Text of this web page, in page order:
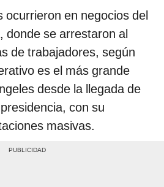
ocurrieron en negocios del
donde se arrestaron al
de trabajadores, según
es el más grande
desde la llegada de
con su
masivas.